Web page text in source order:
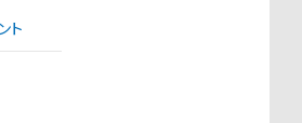
ト